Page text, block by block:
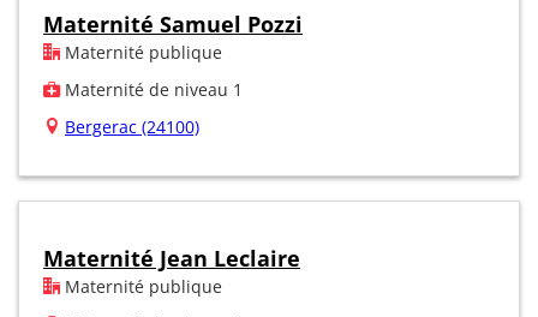
Maternité Samuel Pozzi
Maternité publique
Maternité de niveau 1
Bergerac (24100)
Maternité Jean Leclaire
Maternité publique